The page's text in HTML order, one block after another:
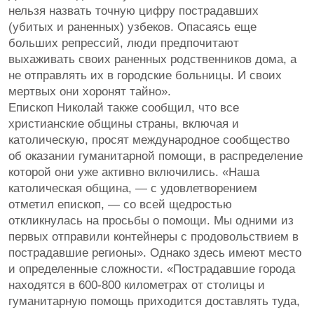
нельзя назвать точную цифру пострадавших
(убитых и раненных) узбеков. Опасаясь еще
больших репрессий, люди предпочитают
выхаживать своих раненных родственников дома, а
не отправлять их в городские больницы. И своих
мертвых они хоронят тайно».
Епископ Николай также сообщил, что все
христианские общины страны, включая и
католическую, просят международное сообщество
об оказании гуманитарной помощи, в распределение
которой они уже активно включились. «Наша
католическая община, — с удовлетворением
отметил епископ, — со всей щедростью
откликнулась на просьбы о помощи. Мы одними из
первых отправили контейнеры с продовольствием в
пострадавшие регионы». Однако здесь имеют место
и определенные сложности. «Пострадавшие города
находятся в 600-800 километрах от столицы и
гуманитарную помощь приходится доставлять туда,